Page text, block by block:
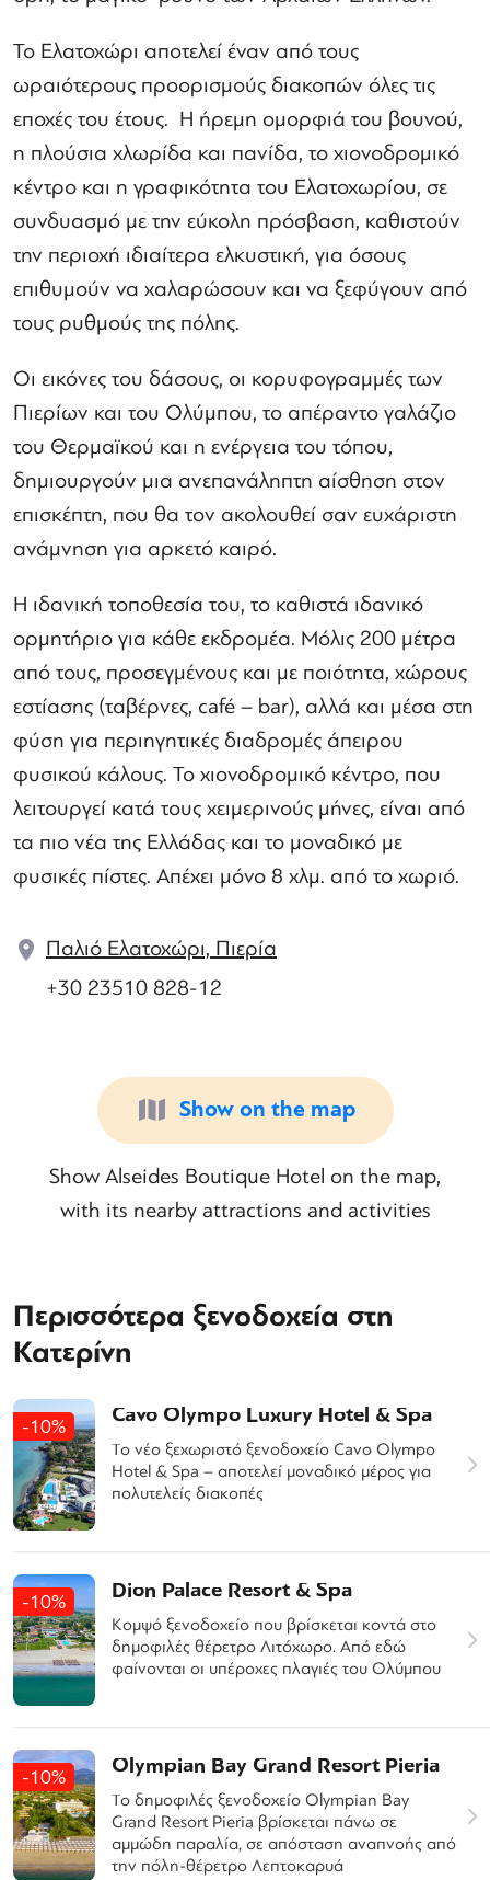
Το Ελατοχώρι αποτελεί έναν από τους
ωραιότερους προορισμούς διακοπών όλες τις
εποχές του έτους. Η ήρεμη ομορφιά του βουνού,
η πλούσια χλωρίδα και πανίδα, το χιονοδρομικό
κέντρο και η γραφικότητα του Ελατοχωρίου, σε
συνδυασμό με την εύκολη πρόσβαση, καθιστούν
την περιοχή ιδιαίτερα ελκυστική, για όσους
επιθυμούν να χαλαρώσουν και να ξεφύγουν από
τους ρυθμούς της πόλης.
Οι εικόνες του δάσους, οι κορυφογραμμές των
Πιερίων και του Ολύμπου, το απέραντο γαλάζιο
του Θερμαϊκού και η ενέργεια του τόπου,
δημιουργούν μια ανεπανάληπτη αίσθηση στον
επισκέπτη, που θα τον ακολουθεί σαν ευχάριστη
ανάμνηση για αρκετό καιρό.
Η ιδανική τοποθεσία του, το καθιστά ιδανικό
ορμητήριο για κάθε εκδρομέα. Μόλις 200 μέτρα
από τους, προσεγμένους και με ποιότητα, χώρους
εστίασης (ταβέρνες, café – bar), αλλά και μέσα στη
φύση για περιηγητικές διαδρομές άπειρου
φυσικού κάλους. Το χιονοδρομικό κέντρο, που
λειτουργεί κατά τους χειμερινούς μήνες, είναι από
τα πιο νέα της Ελλάδας και το μοναδικό με
φυσικές πίστες. Απέχει μόνο 8 χλμ. από το χωριό.
Παλιό Ελατοχώρι, Πιερία
+30 23510 828-12
Show on the map
Show Alseides Boutique Hotel on the map,
with its nearby attractions and activities
Περισσότερα ξενοδοχεία στη
Κατερίνη
-10% Cavo Olympo Luxury Hotel & Spa
Το νέο ξεχωριστό ξενοδοχείο Cavo Olympo
Hotel & Spa – αποτελεί μοναδικό μέρος για
πολυτελείς διακοπές
-10% Dion Palace Resort & Spa
Kομψό ξενοδοχείο που βρίσκεται κοντά στο
δημοφιλές θέρετρο Λιτόχωρο. Από εδώ
φαίνονται οι υπέροχες πλαγιές του Ολύμπου
-10% Olympian Bay Grand Resort Pieria
Το δημοφιλές ξενοδοχείο Olympian Bay
Grand Resort Pieria βρίσκεται πάνω σε
αμμώδη παραλία, σε απόσταση αναπνοής από
την πόλη-θέρετρο Λεπτοκαρυά